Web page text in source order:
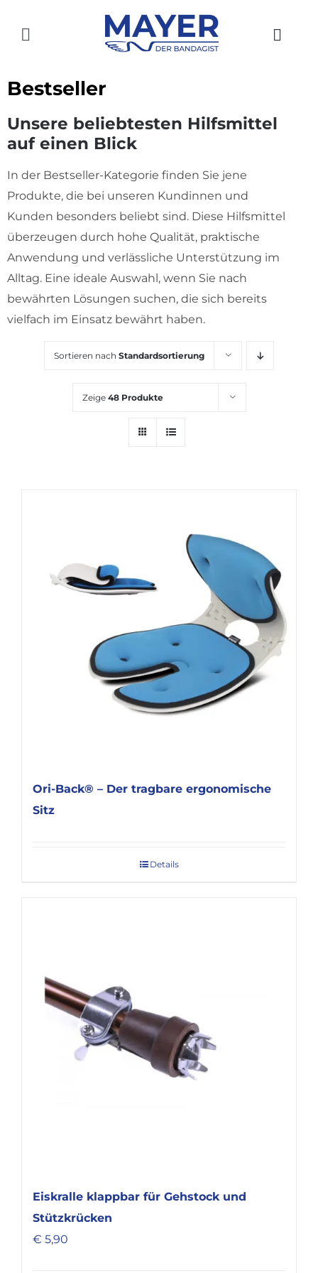
Inhalt
Toggle
SHOP
ÜBER UNS
GESCHICHTE
KONTAKT
KARRIERE
Bestseller
Unsere beliebtesten Hilfsmittel
auf einen Blick
In der Bestseller-Kategorie finden Sie jene
Produkte, die bei unseren Kundinnen und
Kunden besonders beliebt sind. Diese Hilfsmittel
überzeugen durch hohe Qualität, praktische
Anwendung und verlässliche Unterstützung im
Alltag. Eine ideale Auswahl, wenn Sie nach
bewährten Lösungen suchen, die sich bereits
vielfach im Einsatz bewährt haben.
Sortieren nach Standardsortierung
Zeige 48 Produkte
Ori-Back® – Der tragbare ergonomische
Sitz
Details
Eiskralle klappbar für Gehstock und
Stützkrücken
€ 5,90